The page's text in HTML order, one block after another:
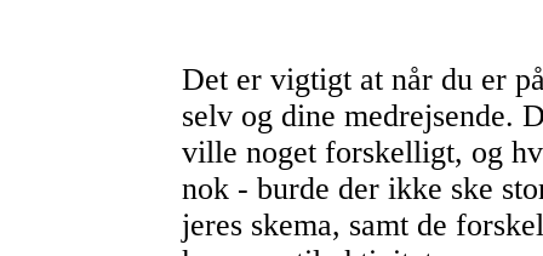
Det er vigtigt at når du er
selv og dine medrejsende.
ville noget forskelligt, og
nok - burde der ikke ske
jeres skema, samt de